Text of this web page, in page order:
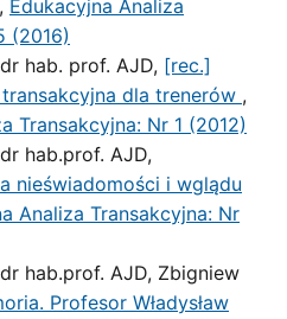
, Edukacyjna Analiza
(2016)
hab. prof. AJD, [rec.]
dla trenerów ,
Transakcyjna: Nr 1 (2012)
hab.prof. AJD,
nieświadomości i wglądu
Analiza Transakcyjna: Nr
hab.prof. AJD, Zbigniew
Profesor Władysław